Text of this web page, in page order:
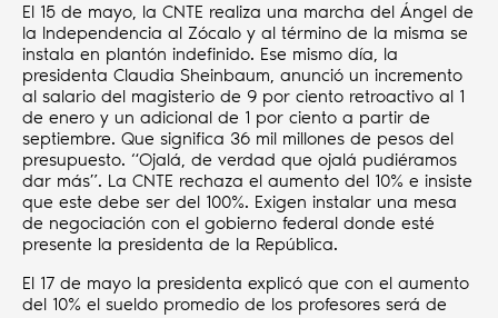
El 15 de mayo, la CNTE realiza una marcha del Ángel de
la Independencia al Zócalo y al término de la misma se
instala en plantón indefinido. Ese mismo día, la
presidenta Claudia Sheinbaum, anunció un incremento
al salario del magisterio de 9 por ciento retroactivo al 1
de enero y un adicional de 1 por ciento a partir de
septiembre. Que significa 36 mil millones de pesos del
presupuesto. “Ojalá, de verdad que ojalá pudiéramos
dar más”. La CNTE rechaza el aumento del 10% e insiste
que este debe ser del 100%. Exigen instalar una mesa
de negociación con el gobierno federal donde esté
presente la presidenta de la República.
El 17 de mayo la presidenta explicó que con el aumento
del 10% el sueldo promedio de los profesores será de